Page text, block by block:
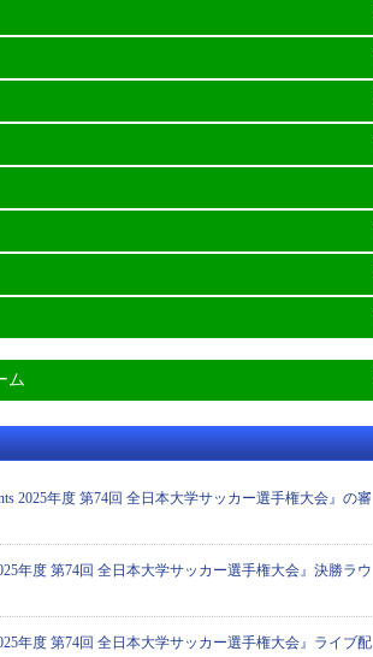
ム
2025年度 第74回 全日本大学サッカー選手権大会』の審
年度 第74回 全日本大学サッカー選手権大会』決勝ラウ
年度 第74回 全日本大学サッカー選手権大会』ライブ配